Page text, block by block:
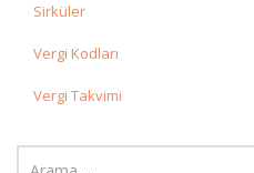
Sirküler
Vergi Kodları
Vergi Takvimi